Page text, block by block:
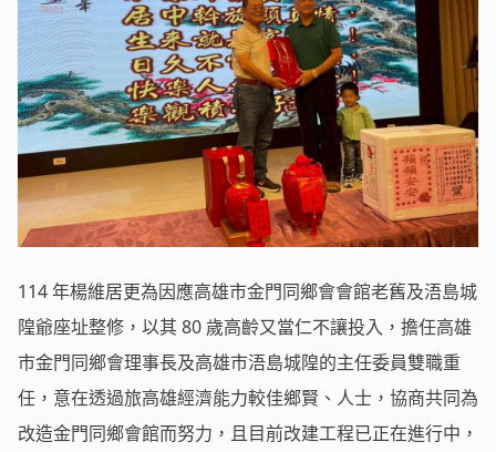
114 年楊維居更為因應高雄市金門同鄉會會館老舊及浯島城
隍爺座址整修，以其 80 歲高齡又當仁不讓投入，擔任高雄
市金門同鄉會理事長及高雄市浯島城隍的主任委員雙職重
任，意在透過旅高雄經濟能力較佳鄉賢、人士，協商共同為
改造金門同鄉會館而努力，且目前改建工程已正在進行中，